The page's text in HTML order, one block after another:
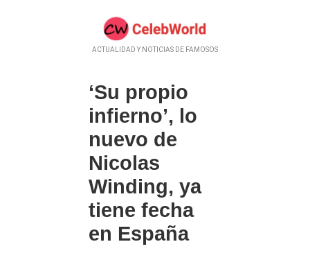
ACTUALIDAD Y NOTICIAS DE FAMOSOS
‘Su propio
infierno’, lo
nuevo de
Nicolas
Winding, ya
tiene fecha
en España